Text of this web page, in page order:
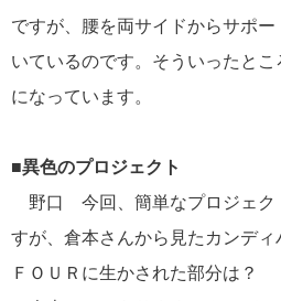
ですが、腰を両サイドからサポ
いているのです。そういったと
になっています。
■異色のプロジェクト
野口 今回、簡単なプロジェク
すが、倉本さんから見たカンディ
ＦＯＵＲに生かされた部分は？